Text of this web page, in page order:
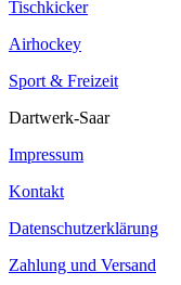
Tischkicker
Airhockey
Sport & Freizeit
Dartwerk-Saar
Impressum
Kontakt
Datenschutzerklärung
Zahlung und Versand